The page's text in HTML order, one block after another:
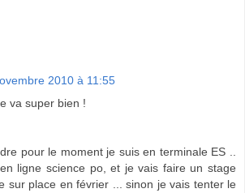
2010 à 11:55
va super bien !
pour le moment je suis en terminale ES ..
ligne science po, et je vais faire un stage
sur place en février ... sinon je vais tenter le